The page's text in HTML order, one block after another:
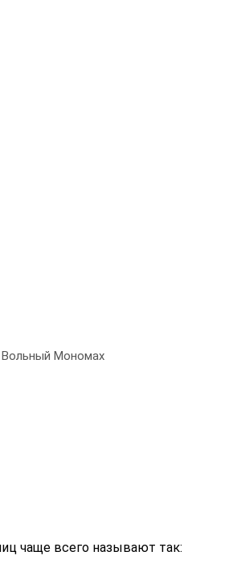
Вольный Мономах
чаще всего называют так: